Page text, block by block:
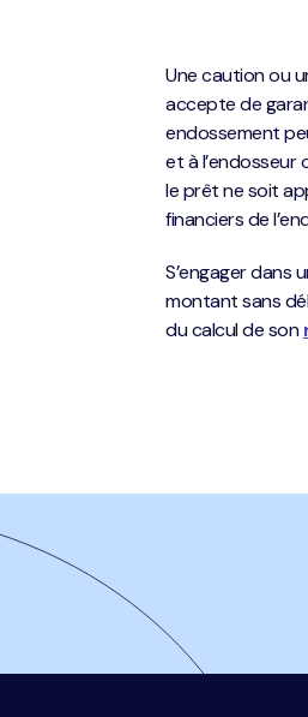
Une caution ou
accepte de
endossement
et à
le prêt ne soit
financiers de
S’engager
montant sans
du calcul de son